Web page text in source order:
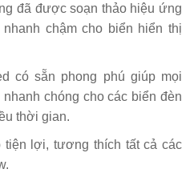
đã được soạn thảo hiệu ứng
chậm cho biển hiển thị
có sẵn phong phú giúp mọi
chóng cho các biển đèn
thời gian.
tiện lợi, tương thích tất cả các